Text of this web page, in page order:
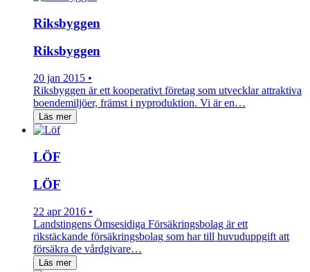
Riksbyggen
Riksbyggen
20 jan 2015 •
Riksbyggen är ett kooperativt företag som utvecklar attraktiva
boendemiljöer, främst i nyproduktion. Vi är en…
Läs mer
LÖF
LÖF
22 apr 2016 •
Landstingens Ömsesidiga Försäkringsbolag är ett
rikstäckande försäkrings­bolag som har till huvuduppgift att
försäkra de vårdgivare…
Läs mer